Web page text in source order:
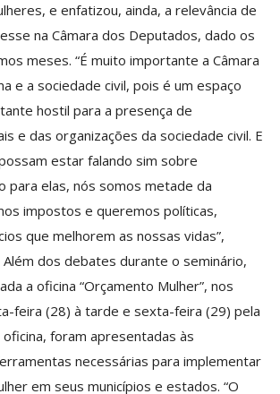
e enfatizou, ainda, a relevância de
na Câmara dos Deputados, dado os
meses. “É muito importante a Câmara
e a sociedade civil, pois é um espaço
hostil para a presença de
e das organizações da sociedade civil. E
estar falando sim sobre
para elas, nós somos metade da
impostos e queremos políticas,
que melhorem as nossas vidas”,
Além dos debates durante o seminário,
a oficina “Orçamento Mulher”, nos
feira (28) à tarde e sexta-feira (29) pela
oficina, foram apresentadas às
necessárias para implementar
em seus municípios e estados. “O